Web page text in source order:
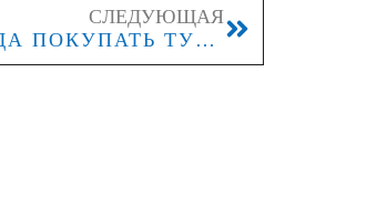
СЛЕДУЮЩАЯ
ВЬЕТНАМ В ОКТЯБРЕ 2026: КОГДА ПОКУПАТЬ ТУР И КАКИЕ КУРОРТЫ ВЫБИРАТЬ